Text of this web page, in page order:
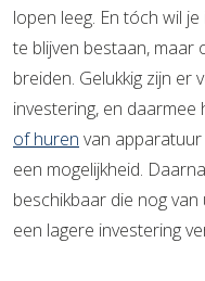
lopen leeg. En tóch wil
te blijven bestaan, maar
breiden. Gelukkig zijn er
investering, en daarmee
of huren van
een mogelijkheid.
beschikbaar die nog
een lagere investering